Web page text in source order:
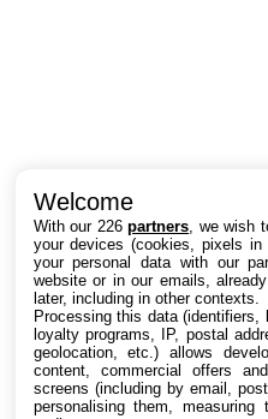
Intéressant ?
Welcome
With our 226partners , we wish
your devices (cookies, pixels
your personal data with our
website or in our emails,
later, including in other contexts.
Processing this data (identifiers,
loyalty programs, IP, postal
geolocation, etc.) allows
content, commercial offers
screens (including by email,
personalising them, measuring